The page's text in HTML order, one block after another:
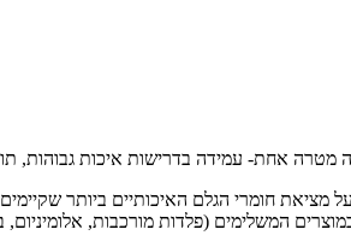
אחת- עמידה בדרישות איכות גבוהות,
מציאת חומרי הגלם האיכותיים ביותר
המשלימים (פלדות מורכבות, אלומיניום,